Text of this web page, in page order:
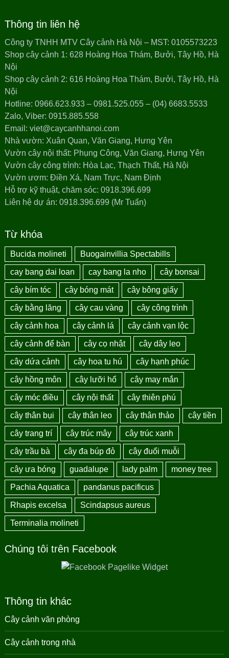
Thông tin liên hệ
Công ty TNHH MTV Cây cảnh Hà Nội – MST: 0105573223
Shop cây cảnh 1: 628 Hoàng Hoa Thám, Bưởi, Tây Hồ, Hà
Nội
Shop cây cảnh 2: 616 Hoàng Hoa Thám, Bưởi, Tây Hồ, Hà
Nội
Hotline: 0966.623.933 – 0981.525.055 – (04) 6683.5533
Zalo, Viber: 0915.885.558
Email: viet@caycanhhanoi.com
Nhà vườn: Xuân Quan, Văn Giang, Hưng Yên
Vườn cây nội thất: Phụng Công, Văn Giang, Hưng Yên
Vườn cây công trình: Hòa Lạc, Thạch Thất, Hà Nội
Vườn ươm: Điền Xá, Nam Trực, Nam Định
Hỗ trợ kỹ thuật, chăm sóc: 0918.396.699
Liên hệ dự án: 0918.396.699 (Mr Tuấn)
Từ khóa
Bucida molineti Buogainvillia Spectabills
cay bang dai loan cay bang la nho cây bonsai
cây bím tóc cây bóng mát cây bông giấy
cây bằng lăng cây cau vàng cây công trình
cây cảnh hoa cây cảnh lá cây cảnh vạn lộc
cây cảnh để bàn cây cọ nhật cây dây leo
cây dứa cảnh cây hoa tu hú cây hạnh phúc
cây hồng môn cây lưỡi hổ cây may mắn
cây móc điều cây nội thất cây thiên phú
cây thân bụi cây thân leo cây thân thảo cây tiền
cây trang trí cây trúc mây cây trúc xanh
cây trầu bà cây đa búp đỏ cây đuổi muỗi
cây ưa bóng guadalupe lady palm money tree
Pachia Aquatica pandanus pacificus
Rhapis excelsa Scindapsus aureus
Terminalia molineti
Chúng tôi trên Facebook
Thông tin khác
Cây cảnh văn phòng
Cây cảnh trong nhà